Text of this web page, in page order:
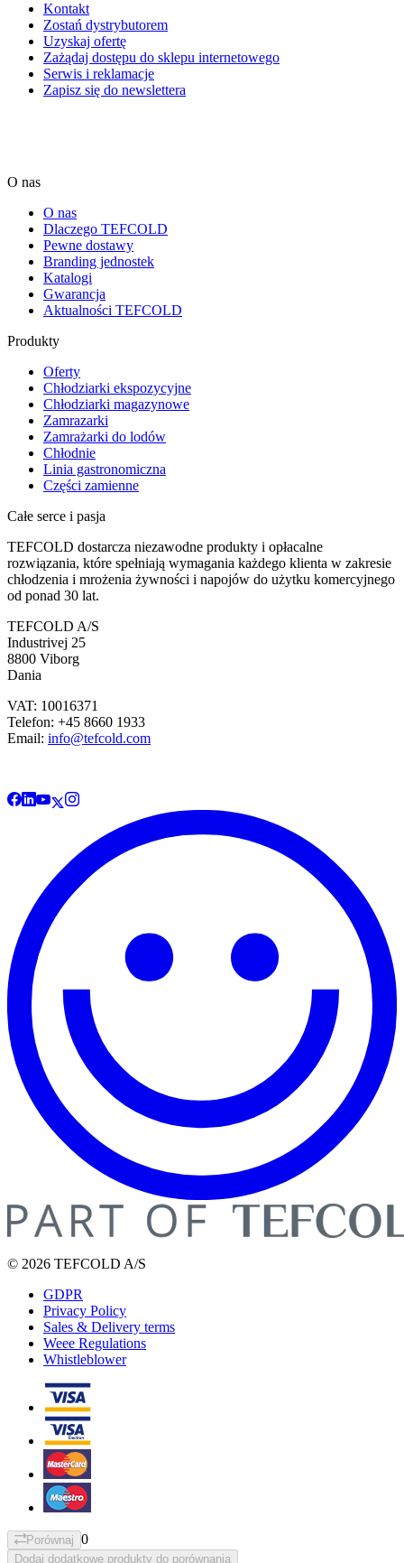
Kontakt
Zostań dystrybutorem
Uzyskaj ofertę
Zażądaj dostępu do sklepu internetowego
Serwis i reklamacje
Zapisz się do newslettera
O nas
O nas
Dlaczego TEFCOLD
Pewne dostawy
Branding jednostek
Katalogi
Gwarancja
Aktualności TEFCOLD
Produkty
Oferty
Chłodziarki ekspozycyjne
Chłodziarki magazynowe
Zamrazarki
Zamrażarki do lodów
Chłodnie
Linia gastronomiczna
Części zamienne
Całe serce i pasja
TEFCOLD dostarcza niezawodne produkty i opłacalne
rozwiązania, które spełniają wymagania każdego klienta w zakresie
chłodzenia i mrożenia żywności i napojów do użytku komercyjnego
od ponad 30 lat.
TEFCOLD A/S
Industrivej 25
8800 Viborg
Dania
VAT: 10016371
Telefon: +45 8660 1933
Email: info@tefcold.com
© 2026 TEFCOLD A/S
GDPR
Privacy Policy
Sales & Delivery terms
Weee Regulations
Whistleblower
Porównaj 0
Dodaj dodatkowe produkty do porównania